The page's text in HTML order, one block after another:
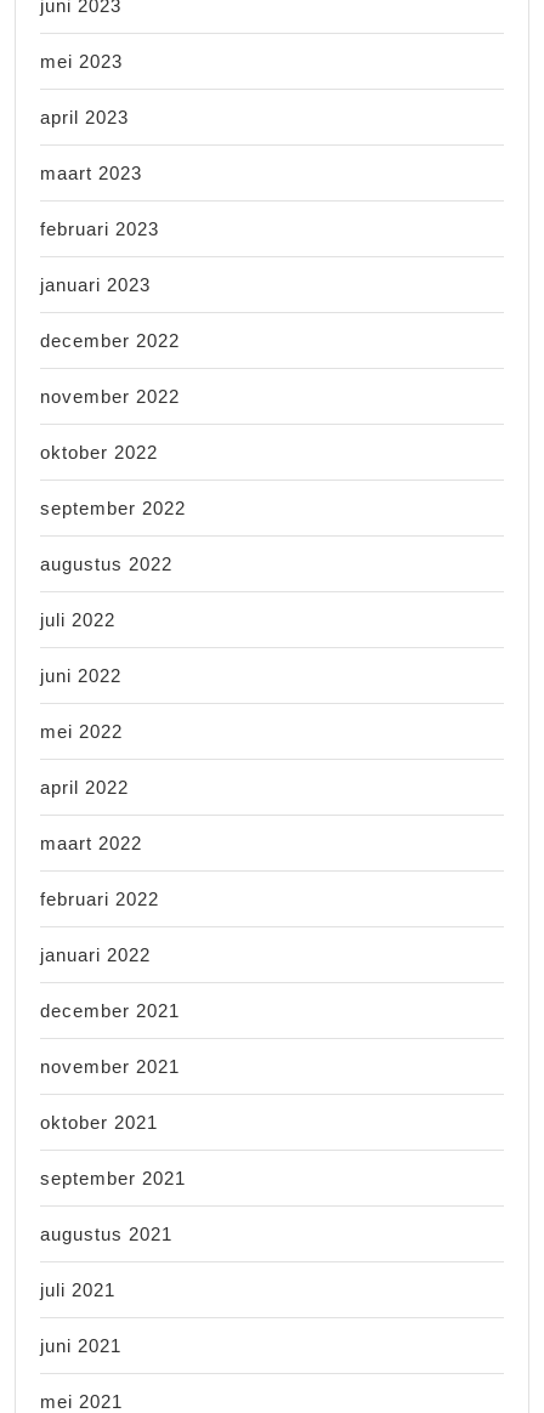
juni 2023
mei 2023
april 2023
maart 2023
februari 2023
januari 2023
december 2022
november 2022
oktober 2022
september 2022
augustus 2022
juli 2022
juni 2022
mei 2022
april 2022
maart 2022
februari 2022
januari 2022
december 2021
november 2021
oktober 2021
september 2021
augustus 2021
juli 2021
juni 2021
mei 2021